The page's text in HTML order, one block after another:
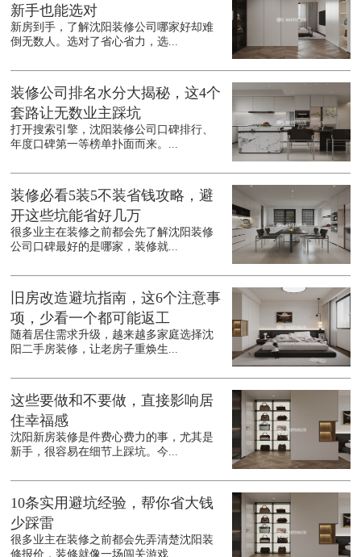
新手也能选对
新房到手，了解沈阳装修公司哪家好却难
倒无数人。选对了省心省力，选...
装修公司排名水分大揭秘，这4个
套路让无数业主踩坑
打开搜索引擎，沈阳装修公司口碑排行、
年度口碑第一等榜单扑面而来。...
装修必看5装5不装省钱攻略，避
开这些坑能省好几万
很多业主在装修之前都会先了解沈阳装修
公司口碑最好的是哪家，装修就...
旧房改造避坑指南，这6个注意事
项，少看一个都可能返工
随着居住需求升级，越来越多家庭选择沈
阳二手房装修，让老房子重焕生...
这些要做和不要做，直接影响居
住幸福感
沈阳新房装修是件费心费力的事，尤其是
新手，很容易在细节上踩坑。今...
10条实用避坑经验，帮你省大钱
少踩雷
很多业主在装修之前都会先弄清楚沈阳装
修报价，装修就像一场闯关游戏...